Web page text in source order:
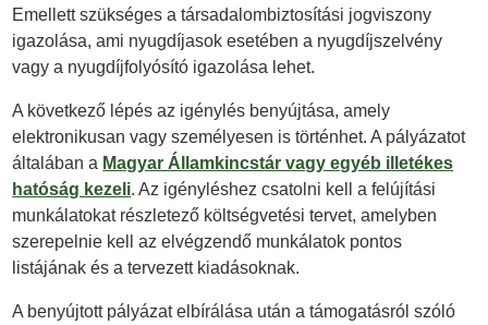
Emellett szükséges a társadalombiztosítási jogviszony
igazolása, ami nyugdíjasok esetében a nyugdíjszelvény
vagy a nyugdíjfolyósító igazolása lehet.
A következő lépés az igénylés benyújtása, amely
elektronikusan vagy személyesen is történhet. A pályázatot
általában a Magyar Államkincstár vagy egyéb illetékes
hatóság kezeli. Az igényléshez csatolni kell a felújítási
munkálatokat részletező költségvetési tervet, amelyben
szerepelnie kell az elvégzendő munkálatok pontos
listájának és a tervezett kiadásoknak.
A benyújtott pályázat elbírálása után a támogatásról szóló